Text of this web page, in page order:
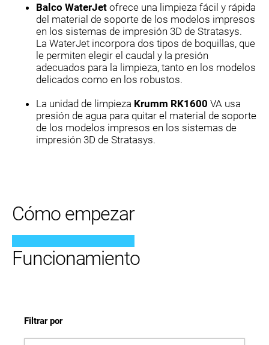
Balco WaterJet ofrece una limpieza fácil y rápida
del material de soporte de los modelos impresos
en los sistemas de impresión 3D de Stratasys.
La WaterJet incorpora dos tipos de boquillas, que
le permiten elegir el caudal y la presión
adecuados para la limpieza, tanto en los modelos
delicados como en los robustos.
La unidad de limpieza Krumm RK1600 VA usa
presión de agua para quitar el material de soporte
de los modelos impresos en los sistemas de
impresión 3D de Stratasys.
Cómo empezar
Funcionamiento
Filtrar por